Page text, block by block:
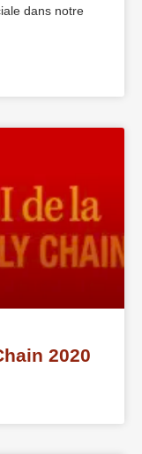
dans notre
2020